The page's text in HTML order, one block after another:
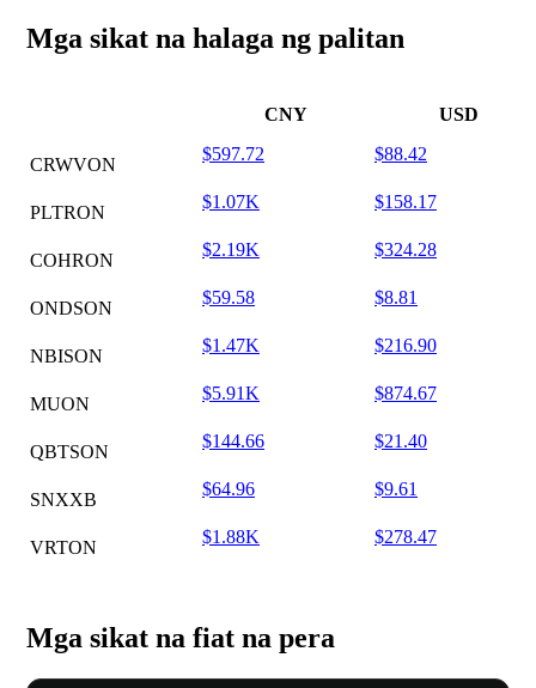
Mga sikat na halaga ng palitan
CNY USD
CRWVON
$597.72 $88.42
PLTRON
$1.07K $158.17
COHRON
$2.19K $324.28
ONDSON
$59.58 $8.81
NBISON
$1.47K $216.90
MUON
$5.91K $874.67
QBTSON
$144.66 $21.40
SNXXB
$64.96 $9.61
VRTON
$1.88K $278.47
Mga sikat na fiat na pera